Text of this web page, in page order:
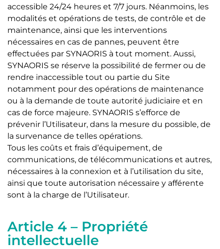
accessible 24/24 heures et 7/7 jours. Néanmoins, les
modalités et opérations de tests, de contrôle et de
maintenance, ainsi que les interventions
nécessaires en cas de pannes, peuvent être
effectuées par SYNAORIS à tout moment. Aussi,
SYNAORIS se réserve la possibilité de fermer ou de
rendre inaccessible tout ou partie du Site
notamment pour des opérations de maintenance
ou à la demande de toute autorité judiciaire et en
cas de force majeure. SYNAORIS s’efforce de
prévenir l’Utilisateur, dans la mesure du possible, de
la survenance de telles opérations.
Tous les coûts et frais d’équipement, de
communications, de télécommunications et autres,
nécessaires à la connexion et à l’utilisation du site,
ainsi que toute autorisation nécessaire y afférente
sont à la charge de l’Utilisateur.
Article 4 – Propriété
intellectuelle